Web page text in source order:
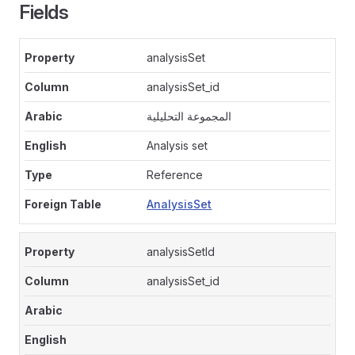
Fields
analysisSet
analysisSet_id
المجموعة التحليلية
Analysis set
Reference
AnalysisSet
analysisSetId
analysisSet_id